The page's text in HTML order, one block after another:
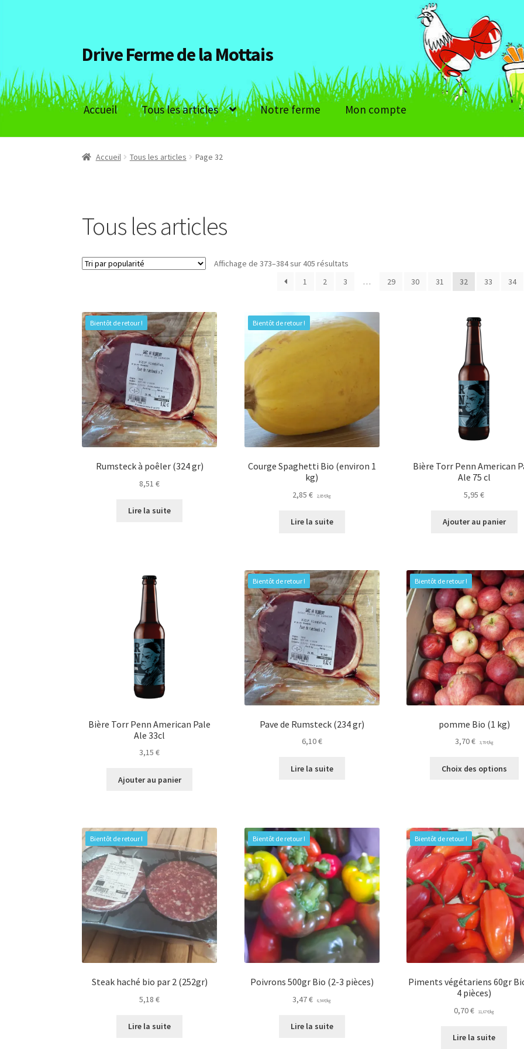
Aller
à
la
navigation
Aller
au
contenu
Drive Ferme de la Mottais
Accueil Tous les articles Notre ferme Mon compte
Accueil Tous les articles Page 32
Tous les articles
Affichage de 373–384 sur 405 résultats
1
2 3 … 29 30 31 32 33 34
Bientôt de retour !
Rumsteck à poêler (324 gr)
8,51€
Lire la suite
Bientôt de retour !
Courge Spaghetti Bio (environ 1
kg)
2,85€ 2,85€/kg
Lire la suite
Bière Torr Penn American
Ale 75 cl
5,95€
Ajouter au panier
Bière Torr Penn American Pale
Ale 33cl
3,15€
Ajouter au panier
Bientôt de retour !
Pave de Rumsteck (234 gr)
6,10€
Lire la suite
Bientôt de retour !
pomme Bio (1 kg)
3,70€ 3,70€/kg
Choix des options
la
Bientôt de retour !
Steak haché bio par 2 (252gr)
5,18€
Lire la suite
Bientôt de retour !
Poivrons 500gr Bio (2-3 pièces)
3,47€ 6,94€/kg
Lire la suite
Bientôt de retour !
Piments végétariens 60gr
4 pièces)
0,70€ 11,67€/kg
Lire la suite